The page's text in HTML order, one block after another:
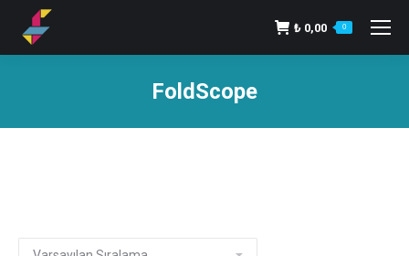
₺ 0,00 0
FoldScope